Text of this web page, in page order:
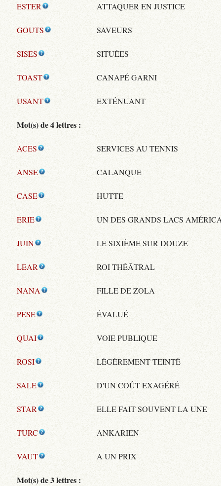
ESTER ATTAQUER EN JUSTICE
GOUTS SAVEURS
SISES SITUÉES
TOAST CANAPÉ GARNI
USANT EXTÉNUANT
Mot(s) de 4 lettres :
ACES SERVICES AU TENNIS
ANSE CALANQUE
CASE HUTTE
ERIE UN DES GRANDS LACS
JUIN LE SIXIÈME SUR DOUZE
LEAR ROI THÉÂTRAL
NANA FILLE DE ZOLA
PESE ÉVALUÉ
QUAI VOIE PUBLIQUE
ROSI LÉGÈREMENT TEINTÉ
SALE D'UN COÛT EXAGÉRÉ
STAR ELLE FAIT SOUVENT LA UNE
TURC ANKARIEN
VAUT A UN PRIX
Mot(s) de 3 lettres :